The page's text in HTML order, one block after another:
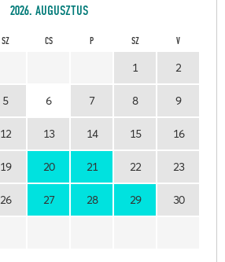
2026. AUGUSZTUS
SZ CS P SZ V
1 2
5 6 7 8 9
12 13 14 15 16
19 20 21 22 23
26 27 28 29 30